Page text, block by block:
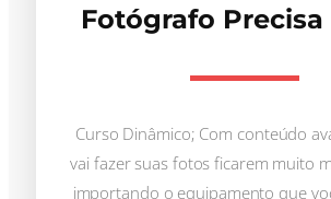
Fotógrafo Precisa
Curso Dinâmico; Com conteúdo
vai fazer suas fotos ficarem muito
importando o equipamento que